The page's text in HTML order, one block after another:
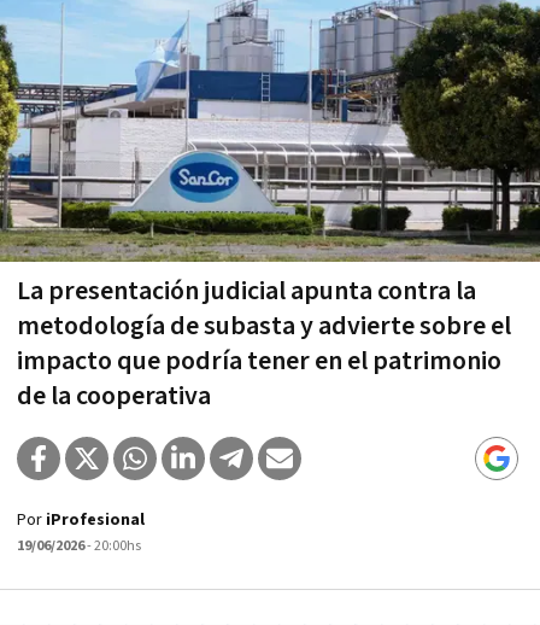
La presentación judicial apunta contra la
metodología de subasta y advierte sobre el
impacto que podría tener en el patrimonio
de la cooperativa
Por iProfesional
19/06/2026- 20:00hs